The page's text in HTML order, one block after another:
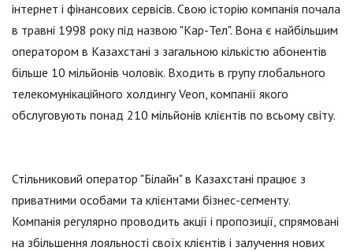
інтернет і фінансових сервісів. Свою історію компанія почала
в травні 1998 року під назвою "Кар-Тел". Вона є найбільшим
оператором в Казахстані з загальною кількістю абонентів
більше 10 мільйонів чоловік. Входить в групу глобального
телекомунікаційного холдингу Veon, компанії якого
обслуговують понад 210 мільйонів клієнтів по всьому світу.
Стільниковий оператор "Білайн" в Казахстані працює з
приватними особами та клієнтами бізнес-сегменту.
Компанія регулярно проводить акції і пропозиції, спрямовані
на збільшення лояльності своїх клієнтів і залучення нових